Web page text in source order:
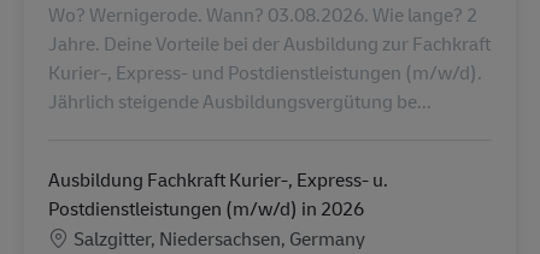
Wo? Wernigerode. Wann? 03.08.2026. Wie lange? 2
Jahre. Deine Vorteile bei der Ausbildung zur Fachkraft
Kurier-, Express- und Postdienstleistungen (m/w/d).
Jährlich steigende Ausbildungsvergütung be...
Ausbildung Fachkraft Kurier-, Express- u.
Postdienstleistungen (m/w/d) in 2026
Lokalizacja
Salzgitter, Niedersachsen, Germany